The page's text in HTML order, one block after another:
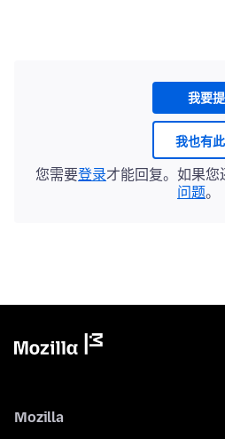
我要
我也有
您需要登录才能回复。如果您
问题。
Mozilla